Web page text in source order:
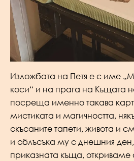
Изложбата на Петя е с име
коси“ и на прага на Къщата
посреща именно такава
мистиката и магичността,
скъсаните тапети, живота и
и сблъсъка му с днешния ден,
приказната къща,